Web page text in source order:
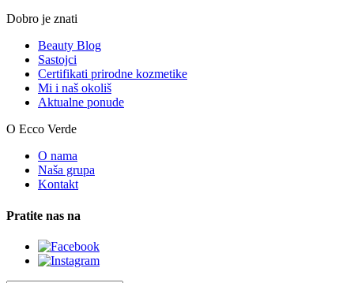
Dobro je znati
Beauty Blog
Sastojci
Certifikati prirodne kozmetike
Mi i naš okoliš
Aktualne ponude
O Ecco Verde
O nama
Naša grupa
Kontakt
Pratite nas na